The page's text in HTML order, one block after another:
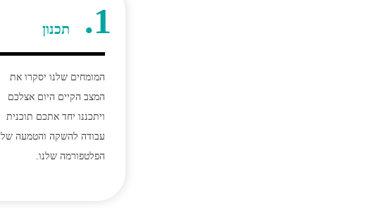
1. תכנון
המומחים שלנו יסקרו את
המצב הקיים היום אצלכם
ויתכננו יחד אתכם תוכנית
עבודה להשקה והטמעה של
הפלטפורמה שלנו.